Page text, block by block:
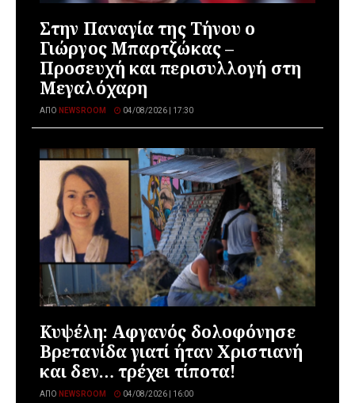
Στην Παναγία της Τήνου ο
Γιώργος Μπαρτζώκας –
Προσευχή και περισυλλογή στη
Μεγαλόχαρη
ΑΠΌ NEWSROOM 04/08/2026 | 17:30
Κυψέλη: Αφγανός δολοφόνησε
Βρετανίδα γιατί ήταν Χριστιανή
και δεν… τρέχει τίποτα!
ΑΠΌ NEWSROOM 04/08/2026 | 16:00